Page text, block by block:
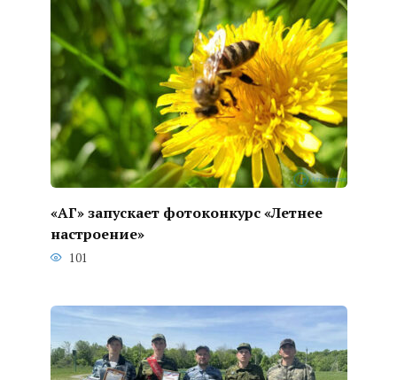
«АГ» запускает фотоконкурс «Летнее
настроение»
101